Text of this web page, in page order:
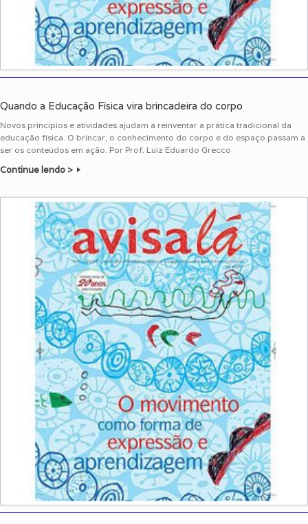
Quando a Educação Física vira brincadeira do corpo
Novos princípios e atividades ajudam a reinventar a prática tradicional da
educação física. O brincar, o conhecimento do corpo e do espaço passam a
ser os conteúdos em ação. Por Prof. Luiz Eduardo Grecco
Continue lendo >